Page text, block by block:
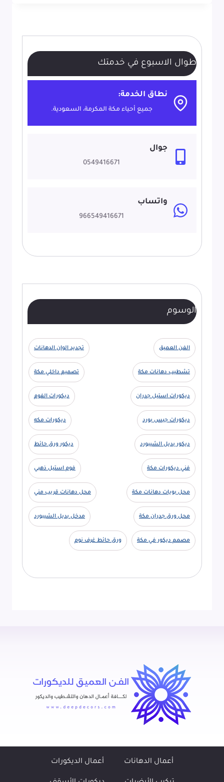
تنعكس
في
تفاصيل
المكان
مع
تفصيل
طوال الاسبوع في خدمتك
نطاق الخدمة:
جميع أحياء مكة المكرمة، السعودية.
جوال
0549416671
واتساب
966549416671
الوسوم
الفن العميق تجديد الوان الدهانات
تشطيب دهانات مكة تصميم داخلي مكة
ديكورات استيل جدران ديكورات الفوم
ديكورات جبس بورد ديكورات مكه
ديكور بديل الشيبورد ديكور ورق حائط
فني ديكورات مكة فوم استيل ذهبي
محل بويات دهانات مكة محل دهانات قريب مني
محل ورق جدران مكة مدخل بديل الشيبورد
مصمم ديكور في مكة ورق حائط غرف نوم
أعمال الدهانات أعمال الديكورات